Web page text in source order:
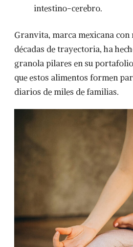
intestino-cerebro.
Granvita, marca mexicana con
décadas de trayectoria, ha
granola pilares en su
que estos alimentos formen
diarios de miles de familias.